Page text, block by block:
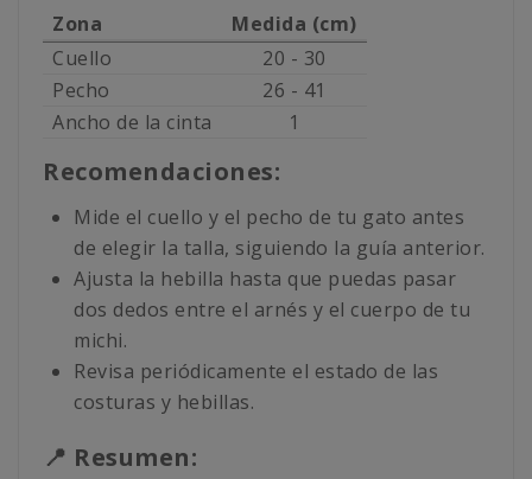
Zona
Medida (cm)
Cuello
20 - 30
Pecho
26 - 41
Ancho de la cinta
1
Recomendaciones:
Mide el cuello y el pecho de tu gato antes
de elegir la talla, siguiendo la guía anterior.
Ajusta la hebilla hasta que puedas pasar
dos dedos entre el arnés y el cuerpo de tu
michi.
Revisa periódicamente el estado de las
costuras y hebillas.
📍 Resumen: